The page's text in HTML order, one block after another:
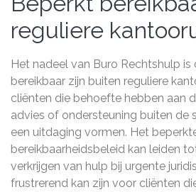
reguliere
Het nadeel van Buro Rechtshulp
bereikbaar zijn buiten reguliere
cliënten die behoefte hebben aan
advies of ondersteuning buiten de
een uitdaging vormen. Het
bereikbaarheidsbeleid kan leiden
verkrijgen van hulp bij urgente
frustrerend kan zijn voor cliënten